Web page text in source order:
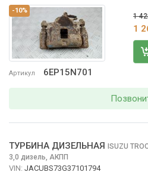
-10%
Артикул 6EP15N701
1
1
ТУРБИНА ДИЗЕЛЬНАЯ ISUZU
3,0 дизель, АКПП
VIN: JACUBS73G37101794